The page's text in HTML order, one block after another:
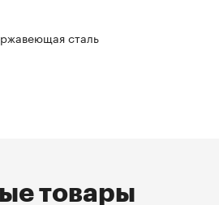
сталь
товары